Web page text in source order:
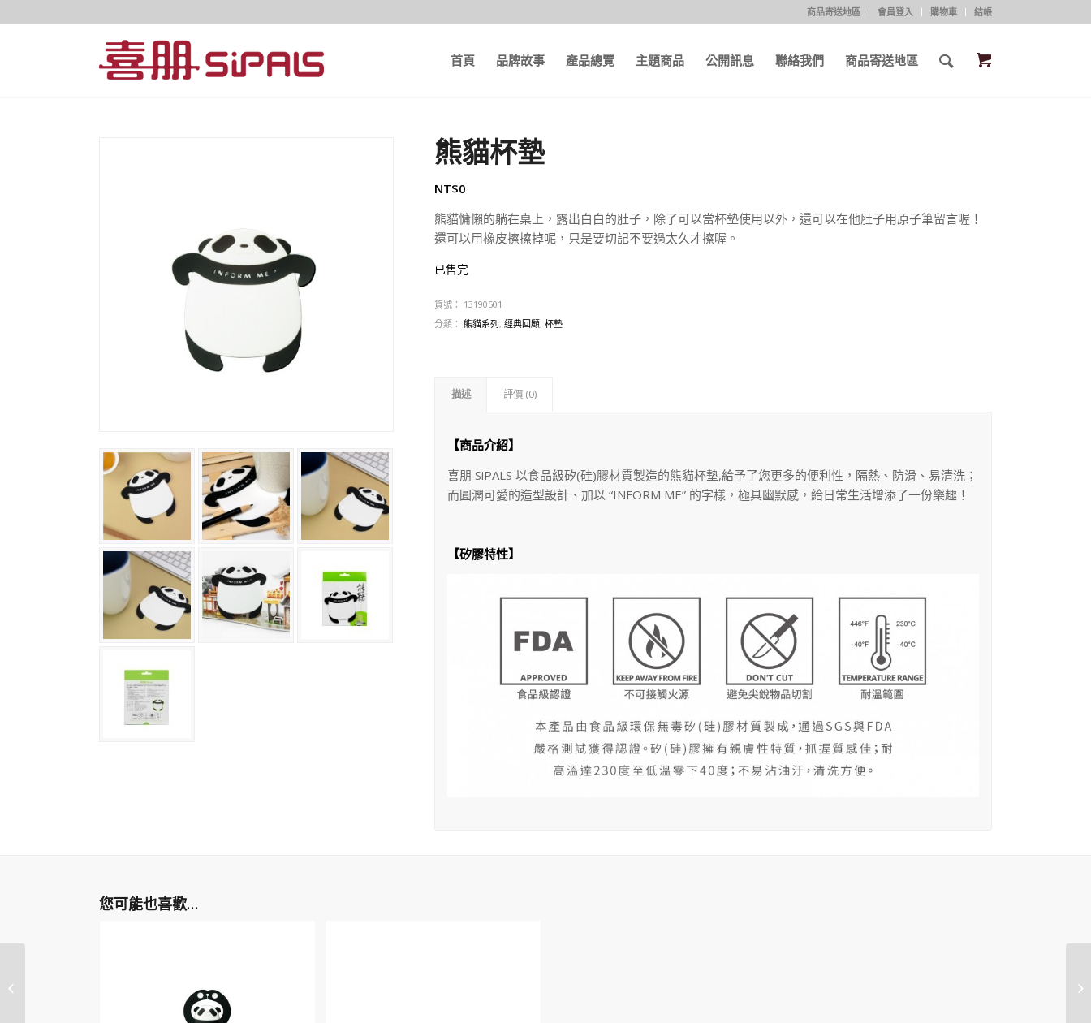
商品寄送地區 會員登入 購物車 結帳
首頁 品牌故事 產品總覽 主題商品 公開訊息 聯絡我們 商品寄送地區
熊貓杯墊
NT$0
熊貓慵懶的躺在桌上，露出白白的肚子，除了可以當杯墊使用以外，還可以在他肚子用原子筆留言喔！
還可以用橡皮擦擦掉呢，只是要切記不要過太久才擦喔。
已售完
貨號： 13190501
分類： 熊貓系列 , 經典回顧, 杯墊
描述 評價 (0)
【商品介紹】
喜朋 SiPALS 以食品級矽(硅)膠材質製造的熊貓杯墊,給予了您更多的便利性，隔熱、防滑、易清洗；
而圓潤可愛的造型設計、加以 “INFORM ME” 的字樣，極具幽默感，給日常生活增添了一份樂趣！
【矽膠特性】
您可能也喜歡…